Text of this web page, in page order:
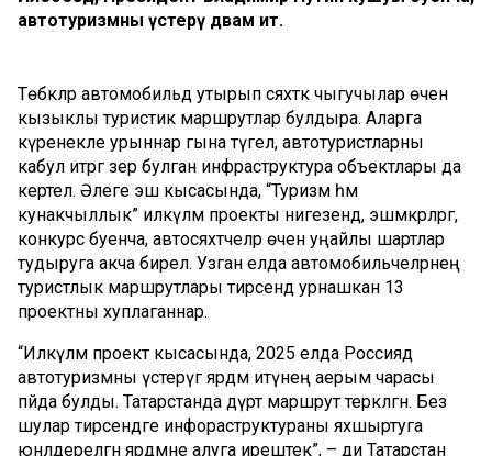
автотуризмны үстерү дәвам итә.
Төбәкләр автомобильдә утырып сәяхәткә чыгучылар өчен
кызыклы туристик маршрутлар булдыра. Аларга
күренекле урыннар гына түгел, автотуристларны
кабул итәргә әзер булган инфраструктура объектлары да
кертелә. Әлеге эш кысасында, “Туризм һәм
кунакчыллык” илкүләм проекты нигезендә, эшмәкәрләргә,
конкурс буенча, автосәяхәтчеләр өчен уңайлы шартлар
тудыруга акча бирелә. Узган елда автомобильчеләрнең
туристлык маршрутлары тирәсендә урнашкан 13
проектны хуплаганнар.
“Илкүләм проект кысасында, 2025 елда Россиядә
автотуризмны үстерүгә ярдәм итүнең аерым чарасы
пәйда булды. Татарстанда дүрт маршрут теркәлгән. Без
шулар тирәсендәге инфораструктураны яхшыртуга
юнәлдерелгән ярдәмне алуга ирештек”, – ди Татарстан